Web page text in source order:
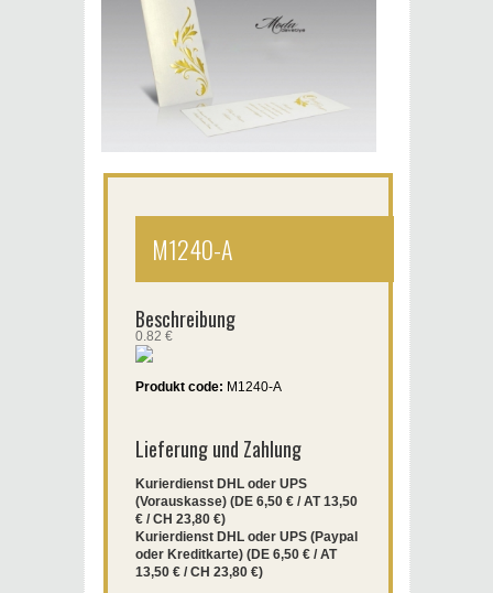
M1240-A
Beschreibung
0.82 €
Produkt code: M1240-A
Lieferung und Zahlung
Kurierdienst DHL oder UPS
(Vorauskasse) (DE 6,50 € / AT 13,50
€ / CH 23,80 €)
Kurierdienst DHL oder UPS (Paypal
oder Kreditkarte) (DE 6,50 € / AT
13,50 € / CH 23,80 €)